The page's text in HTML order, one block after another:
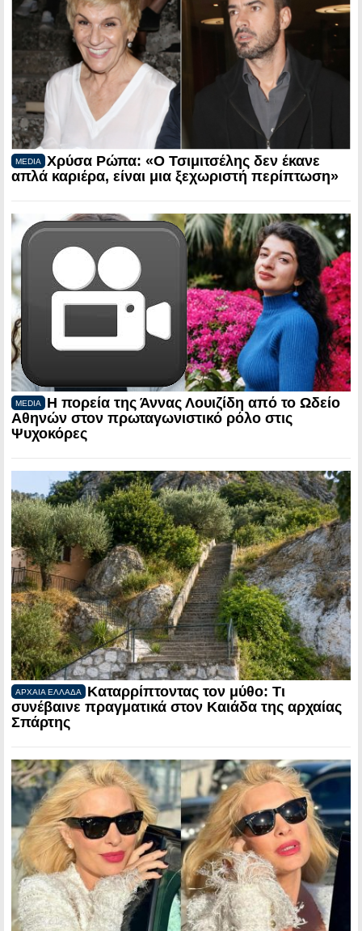
MEDIA
Χρύσα Ρώπα: «Ο Τσιμιτσέλης δεν έκανε
απλά καριέρα, είναι μια ξεχωριστή περίπτωση»
MEDIA
Η πορεία της Άννας Λουιζίδη από το Ωδείο
Αθηνών στον πρωταγωνιστικό ρόλο στις
Ψυχοκόρες
ΑΡΧΑΙΑ ΕΛΛΑΔΑ
Καταρρίπτοντας τον μύθο: Τι
συνέβαινε πραγματικά στον Καιάδα της αρχαίας
Σπάρτης